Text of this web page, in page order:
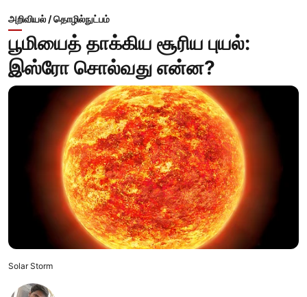
அறிவியல் / தொழில்நுட்பம்
பூமியைத் தாக்கிய சூரிய புயல்:
இஸ்ரோ சொல்வது என்ன?
Solar Storm